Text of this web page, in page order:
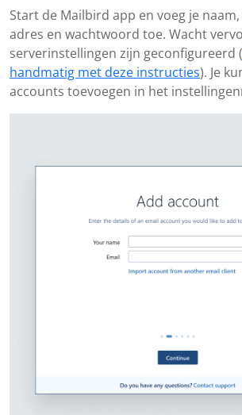
Start de Mailbird app en voeg je
adres en wachtwoord toe. Wacht
serverinstellingen zijn geconfigureerd (
handmatig met deze instructies). Je
accounts toevoegen in het